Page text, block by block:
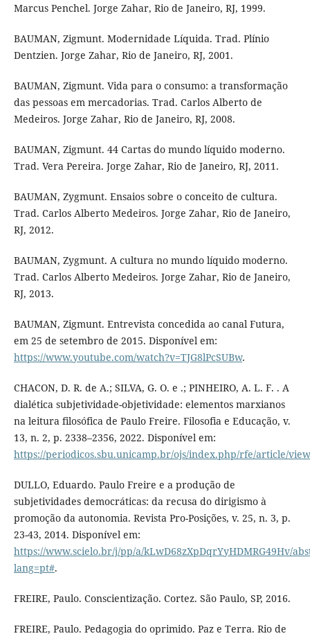
Marcus Penchel. Jorge Zahar, Rio de Janeiro, RJ, 1999.
BAUMAN, Zigmunt. Modernidade Líquida. Trad. Plínio
Dentzien. Jorge Zahar, Rio de Janeiro, RJ, 2001.
BAUMAN, Zigmunt. Vida para o consumo: a transformação
das pessoas em mercadorias. Trad. Carlos Alberto de
Medeiros. Jorge Zahar, Rio de Janeiro, RJ, 2008.
BAUMAN, Zigmunt. 44 Cartas do mundo líquido moderno.
Trad. Vera Pereira. Jorge Zahar, Rio de Janeiro, RJ, 2011.
BAUMAN, Zygmunt. Ensaios sobre o conceito de cultura.
Trad. Carlos Alberto Medeiros. Jorge Zahar, Rio de Janeiro,
RJ, 2012.
BAUMAN, Zygmunt. A cultura no mundo líquido moderno.
Trad. Carlos Alberto Medeiros. Jorge Zahar, Rio de Janeiro,
RJ, 2013.
BAUMAN, Zigmunt. Entrevista concedida ao canal Futura,
em 25 de setembro de 2015. Disponível em:
https://www.youtube.com/watch?v=TJG8lPcSUBw.
CHACON, D. R. de A.; SILVA, G. O. e .; PINHEIRO, A. L. F. . A
dialética subjetividade-objetividade: elementos marxianos
na leitura filosófica de Paulo Freire. Filosofia e Educação, v.
13, n. 2, p. 2338–2356, 2022. Disponível em:
https://periodicos.sbu.unicamp.br/ojs/index.php/rfe/article/
DULLO, Eduardo. Paulo Freire e a produção de
subjetividades democráticas: da recusa do dirigismo à
promoção da autonomia. Revista Pro-Posições, v. 25, n. 3, p.
23-43, 2014. Disponível em:
https://www.scielo.br/j/pp/a/kLwD68zXpDqrYyHDMRG49Hv/
lang=pt#.
FREIRE, Paulo. Conscientização. Cortez. São Paulo, SP, 2016.
FREIRE, Paulo. Pedagogia do oprimido. Paz e Terra. Rio de